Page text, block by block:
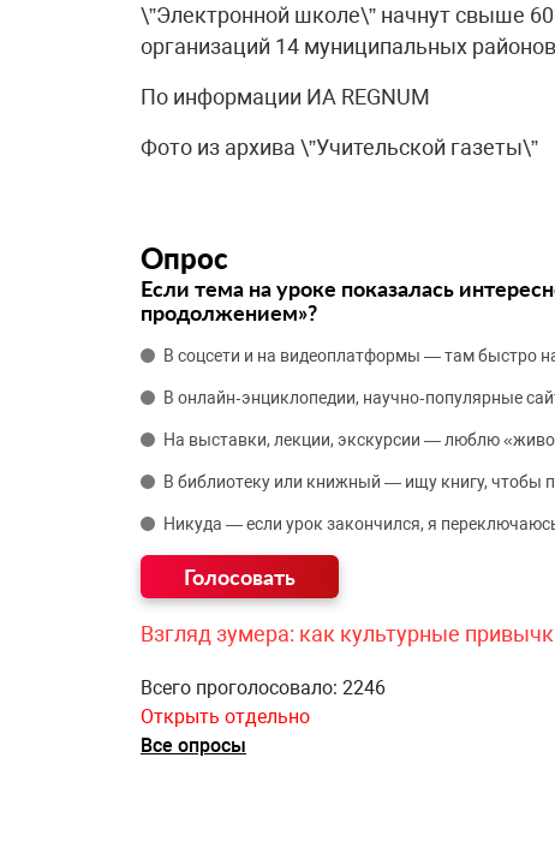
\”Электронной школе\” начнут свыше
организаций 14 муниципальных
По информации ИА REGNUM
Фото из архива \”Учительской газеты\”
Опрос
Если тема на уроке показалась
продолжением»?
В соцсети и на видеоплатформы — там быстро
В онлайн‑энциклопедии, научно‑популярные
На выставки, лекции, экскурсии — люблю
В библиотеку или книжный — ищу книгу, чтобы
Никуда — если урок закончился, я
Взгляд зумера: как культурные
Всего проголосовало: 2246
Открыть отдельно
Все опросы